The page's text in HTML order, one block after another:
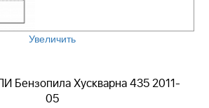
Увеличить
Бензопила Хускварна 435 2011-
05